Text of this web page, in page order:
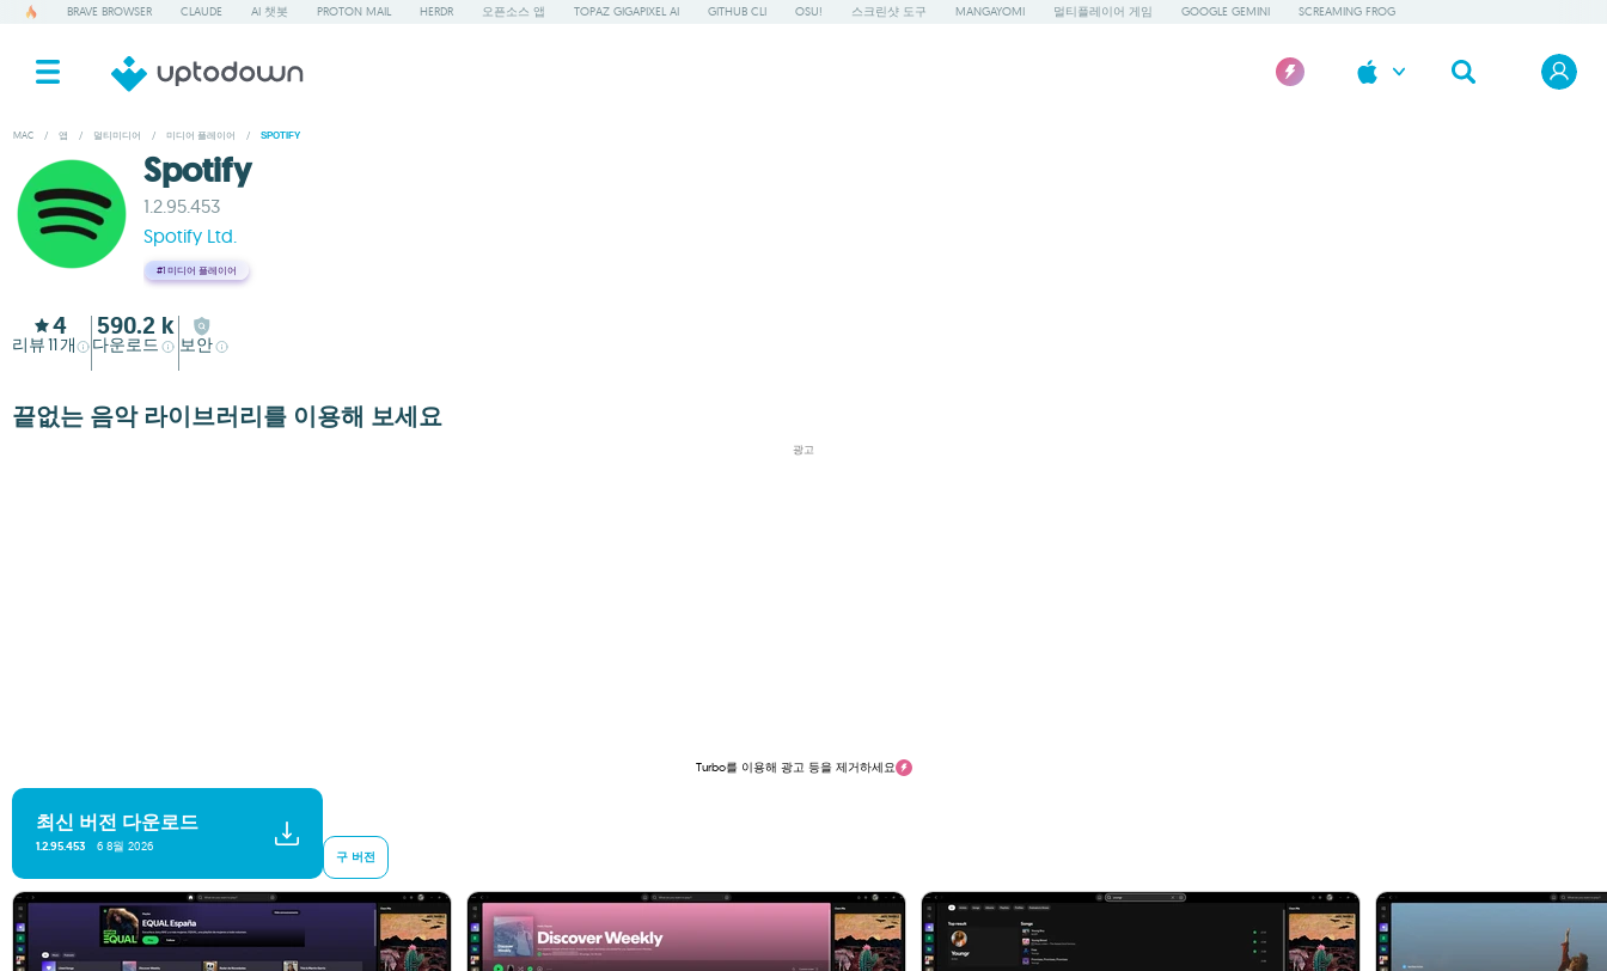
BRAVE BROWSER CLAUDE AI 챗봇 PROTON MAIL HERDR 오픈소스 앱 TOPAZ GIGAPIXEL AI GITHUB CLI OSU! 스크린샷 도구 MANGAYOMI 멀티플레이어 게임 GOOGLE GEMINI SCREAMING FROG
MAC / 앱 / 멀티미디어 / 미디어 플레이어 / SPOTIFY
Spotify
1.2.95.453
Spotify Ltd.
#1 미디어 플레이어
4
리뷰11개
590.2 k
다운로드 보안
끝없는 음악 라이브러리를 이용해 보세요
광고
Turbo를 이용해 광고 등을 제거하세요
최신 버전 다운로드
1.2.95.453 6 8월 2026
구 버전